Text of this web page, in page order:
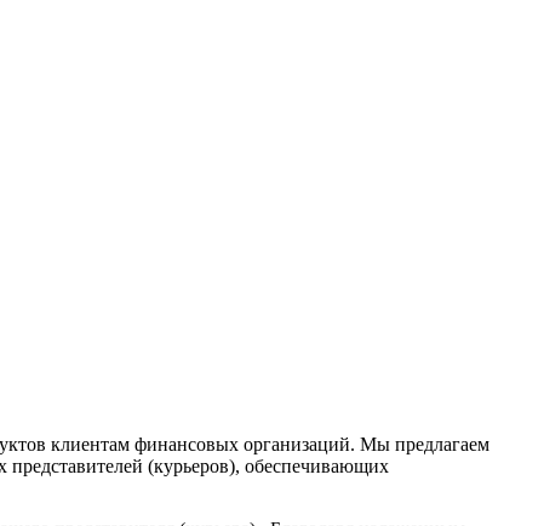
клиентам финансовых организаций. Мы предлагаем
(курьеров), обеспечивающих